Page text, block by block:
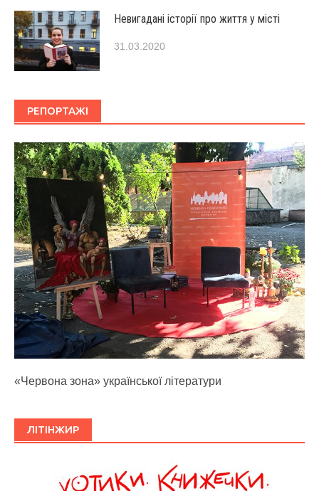
Невигадані історії про життя у місті
31.03.2020
РЕПОРТАЖІ
«Червона зона» української літератури
ЛІТІНЖИР